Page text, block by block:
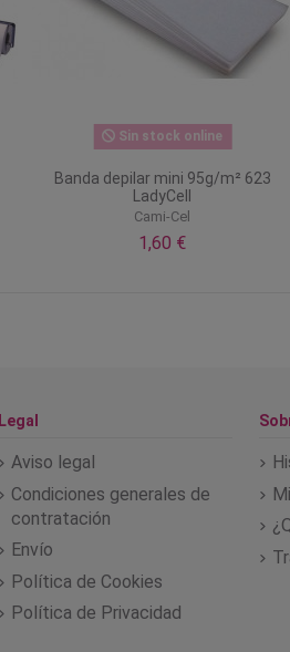
Sin stock online
Banda depilar mini 95g/m² 623
LadyCell
Cami-Cel
1,60 €
Legal
Aviso legal
Condiciones generales de
contratación
Envío
Política de Cookies
Política de Privacidad